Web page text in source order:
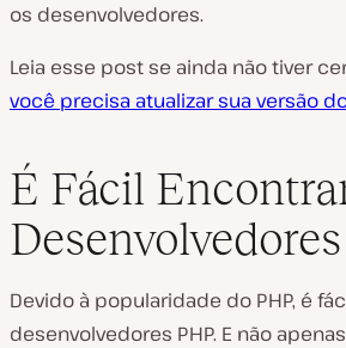
os desenvolvedores.
Leia esse post se ainda não tiver
você precisa atualizar sua versão
É Fácil
Devido à popularidade do PHP, é
desenvolvedores PHP. E não